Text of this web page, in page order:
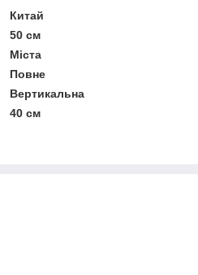
Китай
50 см
Міста
Повне
Вертикальна
40 см